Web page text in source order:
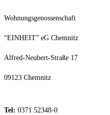
Wohnungsgenossenschaft
“EINHEIT” eG Chemnitz
Alfred-Neubert-Straße 17
09123 Chemnitz
Tel: 0371 52348-0